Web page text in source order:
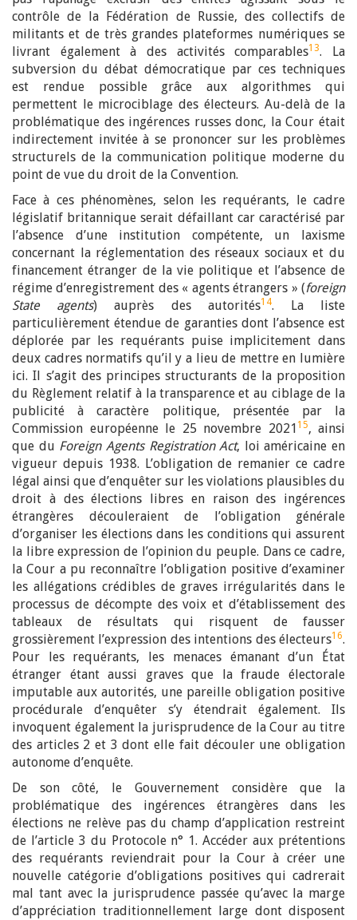
contrôle de la Fédération de Russie, des collectifs de
militants et de très grandes plateformes numériques se
livrant également à des activités comparables13. La
subversion du débat démocratique par ces techniques
est rendue possible grâce aux algorithmes qui
permettent le microciblage des électeurs. Au-delà de la
problématique des ingérences russes donc, la Cour était
indirectement invitée à se prononcer sur les problèmes
structurels de la communication politique moderne du
point de vue du droit de la Convention.
Face à ces phénomènes, selon les requérants, le cadre
législatif britannique serait défaillant car caractérisé par
l’absence d’une institution compétente, un laxisme
concernant la réglementation des réseaux sociaux et du
financement étranger de la vie politique et l’absence de
régime d’enregistrement des « agents étrangers » (foreign
State agents) auprès des autorités14. La liste
particulièrement étendue de garanties dont l’absence est
déplorée par les requérants puise implicitement dans
deux cadres normatifs qu’il y a lieu de mettre en lumière
ici. Il s’agit des principes structurants de la proposition
du Règlement relatif à la transparence et au ciblage de la
publicité à caractère politique, présentée par la
Commission européenne le 25 novembre 2021 15, ainsi
que du Foreign Agents Registration Act, loi américaine en
vigueur depuis 1938. L’obligation de remanier ce cadre
légal ainsi que d’enquêter sur les violations plausibles du
droit à des élections libres en raison des ingérences
étrangères découleraient de l’obligation générale
d’organiser les élections dans les conditions qui assurent
la libre expression de l’opinion du peuple. Dans ce cadre,
la Cour a pu reconnaître l’obligation positive d’examiner
les allégations crédibles de graves irrégularités dans le
processus de décompte des voix et d’établissement des
tableaux de résultats qui risquent de fausser
grossièrement l’expression des intentions des électeurs16.
Pour les requérants, les menaces émanant d’un État
étranger étant aussi graves que la fraude électorale
imputable aux autorités, une pareille obligation positive
procédurale d’enquêter s’y étendrait également. Ils
invoquent également la jurisprudence de la Cour au titre
des articles 2 et 3 dont elle fait découler une obligation
autonome d’enquête.
De son côté, le Gouvernement considère que la
problématique des ingérences étrangères dans les
élections ne relève pas du champ d’application restreint
de l’article 3 du Protocole n° 1. Accéder aux prétentions
des requérants reviendrait pour la Cour à créer une
nouvelle catégorie d’obligations positives qui cadrerait
mal tant avec la jurisprudence passée qu’avec la marge
d’appréciation traditionnellement large dont disposent